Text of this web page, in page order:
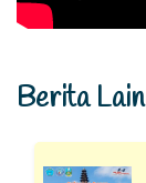
Berita